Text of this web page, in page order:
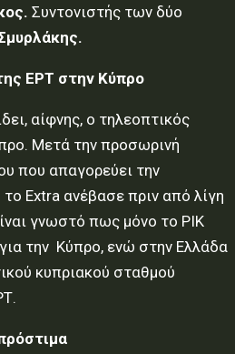
Συντονιστής των δύο
ΕΡΤ στην Κύπρο
αίφνης, ο τηλεοπτικός
Μετά την προσωρινή
που απαγoρεύει την
Extra ανέβασε πριν από λίγη
γνωστό πως μόνο το ΡΙΚ
την Κύπρο, ενώ στην Ελλάδα
κυπριακού σταθμού